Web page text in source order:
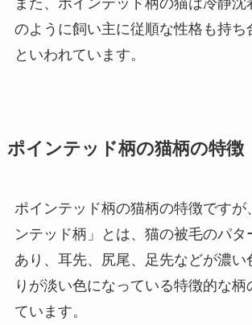
のように飼い主に従順な性格も持ち
といわれています。
ポインテッド柄の猫柄の特徴
ポインテッド柄の猫柄の特徴ですが
ンテッド柄」とは、猫の被毛のパタ
あり、耳先、尻尾、足先などが濃い
りが淡い色になっている特徴的な柄
ています。